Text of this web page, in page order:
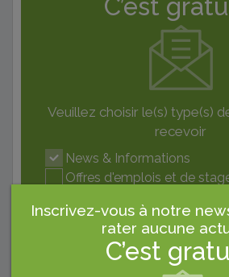
C’est
Veuillez choisir le(s) type(s)
recevoir
News & Informations
Offres d'emplois et de
Inscrivez-vous à notre
rater aucune
C’est